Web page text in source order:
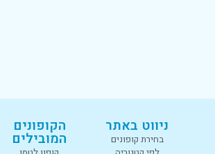
ניווט באתר
בחירת קופונים
הקופונים
המובילים